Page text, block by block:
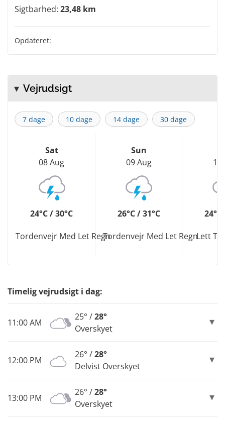
Sigtbarhed: 23,48 km
Opdateret:
Vejrudsigt
7 dage 10 dage 14 dage 30 dage
Sat
08 Aug
24°C / 30°C
Tordenvejr Med Let Regn
Sun
09 Aug
26°C / 31°C
Tordenvejr Med Let Regn
10
24°C
Lett
Timelig vejrudsigt i dag:
11:00 AM
25° /28°
Overskyet
12:00 PM
26° /28°
Delvist Overskyet
13:00 PM
26° /28°
Overskyet